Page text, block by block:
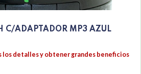
C/ADAPTADOR MP3 AZUL
los detalles y obtener grandes beneficios